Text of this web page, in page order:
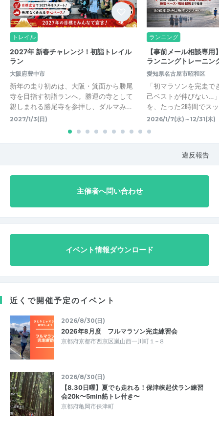
トレイル
2027年 新春チャレンジ！初詣トレイル
ラン
大阪府豊中市
新年の走り初めは、大阪・箕面から勝尾
寺を目指す初詣ランへ。勝運の寺として
親しまれる勝尾寺を参拝し、ダルマみ…
2027/1/3(日)
ランニング
【事前メール相談専
ランニングトレーニン
愛知県名古屋市昭和区
「初マラソンを完走
己ベストが伸びない…
を、たった2時間でス
2026/1/7(水)～12/31(木)
違反報告
主催者へ問い合わせ
イベント情報ダウンロード
近くで開催予定のイベント
2026/8/30(日)
2026年8月度 フルマラソン完走練習会
京都府京都市西京区嵐山西一川町１−８
2026/8/30(日)
【8.30日曜】夏でも走れる！保津峡起伏ラン練習
会20k〜5min筋トレ付き〜
京都府亀岡市保津町